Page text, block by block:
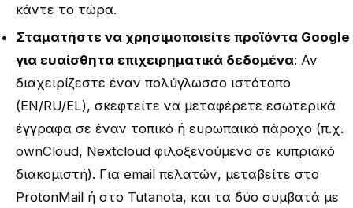
κάντε το τώρα.
Σταματήστε να χρησιμοποιείτε προϊόντα Google
για ευαίσθητα επιχειρηματικά δεδομένα: Αν
διαχειρίζεστε έναν πολύγλωσσο ιστότοπο
(EN/RU/EL), σκεφτείτε να μεταφέρετε εσωτερικά
έγγραφα σε έναν τοπικό ή ευρωπαϊκό πάροχο (π.χ.
ownCloud, Nextcloud φιλοξενούμενο σε κυπριακό
διακομιστή). Για email πελατών, μεταβείτε στο
ProtonMail ή στο Tutanota, και τα δύο συμβατά με